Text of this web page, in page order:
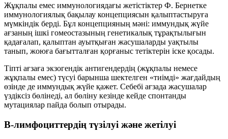
Жұқпалы емес иммунологиядағы жетістіктер Ф. Бернетке
иммунологиялық бақылау концепциясын қалыптастыруға
мүмкіндік берді. Бұл концепцияның мәні: иммундық жүйе
ағзаның ішкі гомеостазының генетикалық тұрақтылығын
қадағалап, қалыптан ауытқыған жасушаларды уақтылы
танып, жоюға бағытталған қорғаныс тетіктерін іске қосады.
Тіпті ағзаға экзогендік антигендердің (жұқпалы немесе
жұқпалы емес) түсуі барынша шектелген «тиімді» жағдайдың
өзінде де иммундық жүйе қажет. Себебі ағзада жасушалар
үздіксіз бөлінеді, ал бөліну кезінде кейде спонтанды
мутациялар пайда болып отырады.
B-лимфоциттердің түзілуі және жетілуі